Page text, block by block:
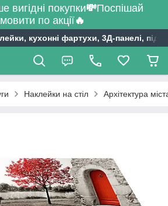
вигідні покупки💸Поспішай
по акції🔥
кухонні фартухи, 3Д-панелі,
Наклейки на стіл Архітектура